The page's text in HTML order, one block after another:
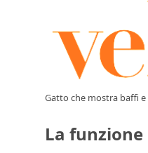
Gatto che mostra baffi e
La